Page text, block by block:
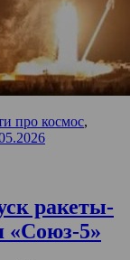
про космос,
ракеты-
«Союз-5»